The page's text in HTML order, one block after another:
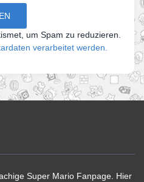
um Spam zu reduzieren.
verarbeitet werden.
Super Mario Fanpage. Hier